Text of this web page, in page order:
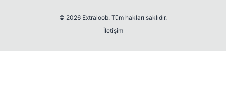
© 2026 Extraloob. Tüm hakları saklıdır.
İletişim